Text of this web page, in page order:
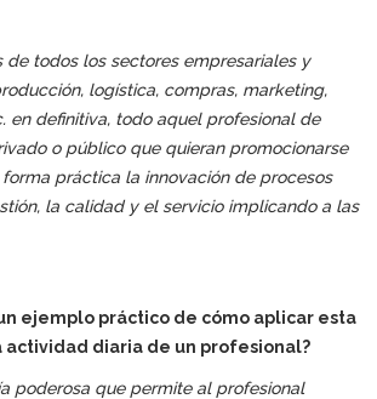
de todos los sectores empresariales y
logística, compras, marketing,
en definitiva, todo aquel profesional de
o público que quieran promocionarse
práctica la innovación de procesos
la calidad y el servicio implicando a las
ejemplo práctico de cómo aplicar esta
diaria de un profesional?
poderosa que permite al profesional